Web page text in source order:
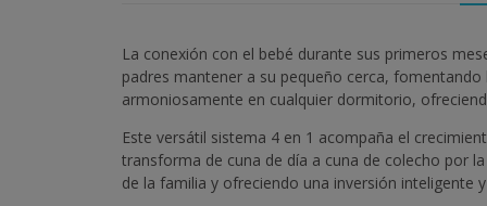
La conexión con el bebé durante sus primeros
padres mantener a su pequeño cerca,
armoniosamente en cualquier dormitorio,
Este versátil sistema 4 en 1 acompaña el
transforma de cuna de día a cuna de colecho por
de la familia y ofreciendo una inversión inteligente